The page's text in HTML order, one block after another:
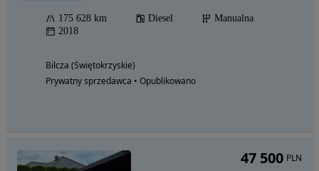
175 628 km Diesel
Manualna
2018
Bilcza (Świętokrzyskie)
Prywatny sprzedawca • Opublikowano
47 500 PLN